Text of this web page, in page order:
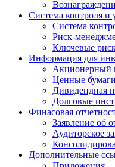
Система контроля и
Система
Риск-
Ключевые
Информация для
Акционерный
Ценные бумаги
Дивидендная
Долговые
Финасовая
Заявление об
Аудиторское
Дополнительные